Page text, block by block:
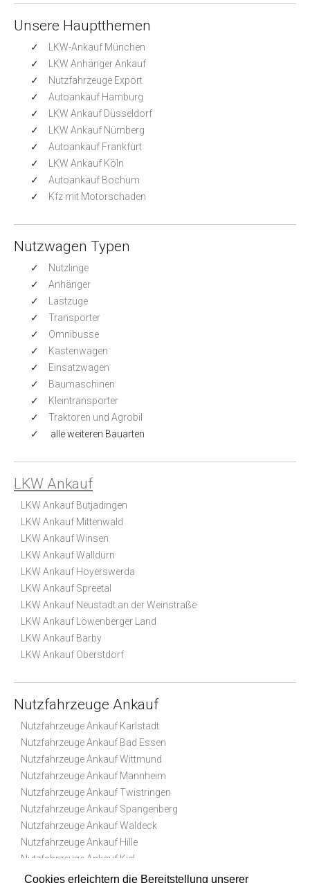
Cookies erleichtern die Bereitstellung unserer
Unsere Hauptthemen
LKW-Ankauf München
LKW Anhänger Ankauf
Nutzfahrzeuge Export
Autoankauf Hamburg
LKW Ankauf Düsseldorf
LKW Ankauf Nürnberg
Autoankauf Frankfurt
LKW Ankauf Köln
Autoankauf Bochum
Kfz mit Motorschaden
Nutzwagen Typen
Nützlinge
Anhänger
Lastzüge
Transporter
Omnibusse
Kastenwagen
Einsatzwagen
Baumaschinen
Kleintransporter
Traktoren und Agrobil
alle weiteren Bauarten
LKW Ankauf
LKW Ankauf Butjadingen
LKW Ankauf Mittenwald
LKW Ankauf Winsen
LKW Ankauf Walldürn
LKW Ankauf Hoyerswerda
LKW Ankauf Spreetal
LKW Ankauf Neustadt an der Weinstraße
LKW Ankauf Löwenberger Land
LKW Ankauf Barby
LKW Ankauf Oberstdorf
Nutzfahrzeuge Ankauf
Nutzfahrzeuge Ankauf Karlstadt
Nutzfahrzeuge Ankauf Bad Essen
Nutzfahrzeuge Ankauf Wittmund
Nutzfahrzeuge Ankauf Mannheim
Nutzfahrzeuge Ankauf Twistringen
Nutzfahrzeuge Ankauf Spangenberg
Nutzfahrzeuge Ankauf Waldeck
Nutzfahrzeuge Ankauf Hille
Nutzfahrzeuge Ankauf Kiel
Nutzfahrzeuge Ankauf Oberharz am Brocken